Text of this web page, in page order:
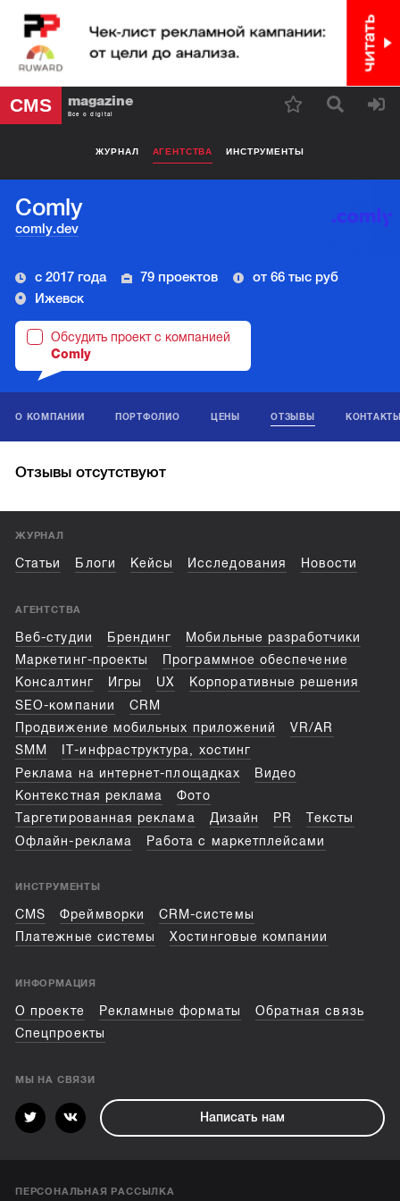
CMS magazine
Все о digital
ЖУРНАЛ АГЕНТСТВА ИНСТРУМЕНТЫ
Comly
comly.dev
с 2017 года 79 проектов
от 66 тыс руб
Ижевск
Обсудить проект с компанией
Comly
О КОМПАНИИ ПОРТФОЛИО ЦЕНЫ ОТЗЫВЫ
Отзывы отсутствуют
ЖУРНАЛ
Статьи Блоги Кейсы Исследования Новости
АГЕНТСТВА
Веб-студии Брендинг
Мобильные разработчики
Маркетинг-проекты
Программное обеспечение
Консалтинг
Игры UX
Корпоративные решения
SEO-компании
CRM
Продвижение мобильных приложений
VR/AR
SMM
IT-инфраструктура, хостинг
Реклама на интернет-площадках
Видео
Контекстная реклама
Фото
Таргетированная реклама
Дизайн PR
Тексты
Офлайн-реклама
Работа с маркетплейсами
ИНСТРУМЕНТЫ
CMS Фреймворки
CRM-системы
Платежные системы
Хостинговые компании
ИНФОРМАЦИЯ
О проекте Рекламные форматы
Обратная связь
Спецпроекты
МЫ НА СВЯЗИ
Написать нам
ПЕРСОНАЛЬНАЯ РАССЫЛКА